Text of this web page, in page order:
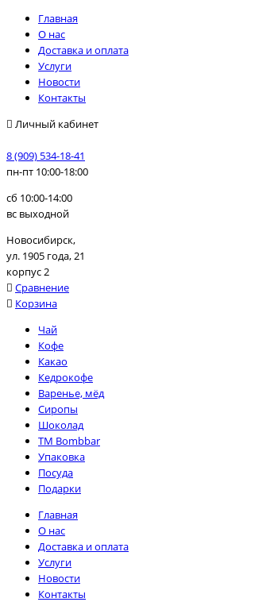
Главная
О нас
Доставка и оплата
Услуги
Новости
Контакты
Личный кабинет
8 (909) 534-18-41
пн-пт 10:00-18:00
сб 10:00-14:00
вс выходной
Новосибирск,
ул. 1905 года, 21
корпус 2
Сравнение
Корзина
Чай
Кофе
Какао
Кедрокофе
Варенье, мёд
Сиропы
Шоколад
TM Bombbar
Упаковка
Посуда
Подарки
Главная
О нас
Доставка и оплата
Услуги
Новости
Контакты